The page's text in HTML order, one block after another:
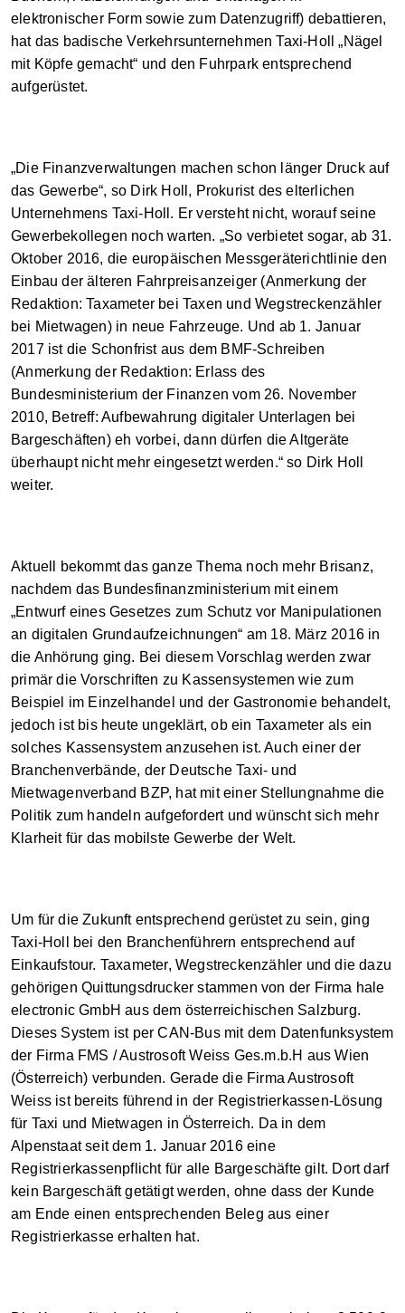
elektronischer Form sowie zum Datenzugriff) debattieren,
hat das badische Verkehrsunternehmen Taxi-Holl „Nägel
mit Köpfe gemacht“ und den Fuhrpark entsprechend
aufgerüstet.
„Die Finanzverwaltungen machen schon länger Druck auf
das Gewerbe“, so Dirk Holl, Prokurist des elterlichen
Unternehmens Taxi-Holl. Er versteht nicht, worauf seine
Gewerbekollegen noch warten. „So verbietet sogar, ab 31.
Oktober 2016, die europäischen Messgeräterichtlinie den
Einbau der älteren Fahrpreisanzeiger (Anmerkung der
Redaktion: Taxameter bei Taxen und Wegstreckenzähler
bei Mietwagen) in neue Fahrzeuge. Und ab 1. Januar
2017 ist die Schonfrist aus dem BMF-Schreiben
(Anmerkung der Redaktion: Erlass des
Bundesministerium der Finanzen vom 26. November
2010, Betreff: Aufbewahrung digitaler Unterlagen bei
Bargeschäften) eh vorbei, dann dürfen die Altgeräte
überhaupt nicht mehr eingesetzt werden.“ so Dirk Holl
weiter.
Aktuell bekommt das ganze Thema noch mehr Brisanz,
nachdem das Bundesfinanzministerium mit einem
„Entwurf eines Gesetzes zum Schutz vor Manipulationen
an digitalen Grundaufzeichnungen“ am 18. März 2016 in
die Anhörung ging. Bei diesem Vorschlag werden zwar
primär die Vorschriften zu Kassensystemen wie zum
Beispiel im Einzelhandel und der Gastronomie behandelt,
jedoch ist bis heute ungeklärt, ob ein Taxameter als ein
solches Kassensystem anzusehen ist. Auch einer der
Branchenverbände, der Deutsche Taxi- und
Mietwagenverband BZP, hat mit einer Stellungnahme die
Politik zum handeln aufgefordert und wünscht sich mehr
Klarheit für das mobilste Gewerbe der Welt.
Um für die Zukunft entsprechend gerüstet zu sein, ging
Taxi-Holl bei den Branchenführern entsprechend auf
Einkaufstour. Taxameter, Wegstreckenzähler und die dazu
gehörigen Quittungsdrucker stammen von der Firma hale
electronic GmbH aus dem österreichischen Salzburg.
Dieses System ist per CAN-Bus mit dem Datenfunksystem
der Firma FMS / Austrosoft Weiss Ges.m.b.H aus Wien
(Österreich) verbunden. Gerade die Firma Austrosoft
Weiss ist bereits führend in der Registrierkassen-Lösung
für Taxi und Mietwagen in Österreich. Da in dem
Alpenstaat seit dem 1. Januar 2016 eine
Registrierkassenpflicht für alle Bargeschäfte gilt. Dort darf
kein Bargeschäft getätigt werden, ohne dass der Kunde
am Ende einen entsprechenden Beleg aus einer
Registrierkasse erhalten hat.